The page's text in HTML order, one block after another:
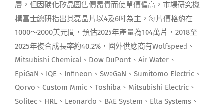
層，但因碳化矽晶圓售價昂貴而使單價偏高，市場研究機
構富士總研指出其磊晶片以4及6吋為主，每片價格約在
1000～2000美元間，預估2025年產量為104萬片，2018至
2025年複合成長率約40.2%，國外供應商有Wolfspeed、
Mitsubishi Chemical、Dow DuPont、Air Water、
EpiGaN、IQE、Infineon、SweGaN、Sumitomo Electric、
Qorvo、Custom Mmic、Toshiba、Mitsubishi Electric、
Solitec、HRL、Leonardo、BAE System、Elta Systems、